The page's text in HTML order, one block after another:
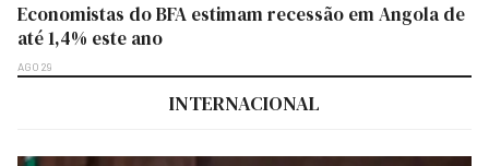
Economistas do BFA estimam recessão em Angola de
até 1,4% este ano
AGO 29
INTERNACIONAL